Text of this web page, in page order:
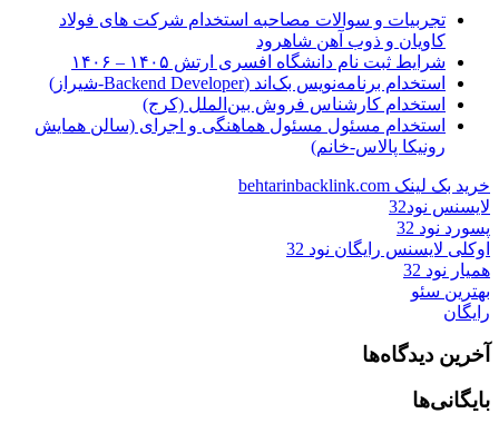
تجربیات و سوالات مصاحبه استخدام شرکت های فولاد
کاویان و ذوب آهن شاهرود
شرایط ثبت نام دانشگاه افسری ارتش ۱۴۰۵ – ۱۴۰۶
استخدام برنامه‌نویس بک‌اند (Backend Developer-شیراز)
استخدام کارشناس فروش بین‌الملل (کرج)
استخدام مسئول مسئول هماهنگی و اجرای (سالن همایش
رونیکا پالاس-خانم)
خرید بک لینک behtarinbacklink.com
لایسنس نود32
پسورد نود 32
اوکلی لایسنس رایگان نود 32
همیار نود 32
بهترین سئو
رایگان
آخرین دیدگاه‌ها
بایگانی‌ها